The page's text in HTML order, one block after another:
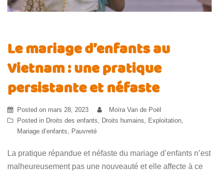
Le mariage d’enfants au
Vietnam : une pratique
persistante et néfaste
Posted on mars 28, 2023
Moïra Van de Poël
Posted in Droits des enfants Droits humains Exploitation
Mariage d’enfants
Pauvreté
La pratique répandue et néfaste du mariage d’enfants n’est
malheureusement pas une nouveauté et elle affecte à ce